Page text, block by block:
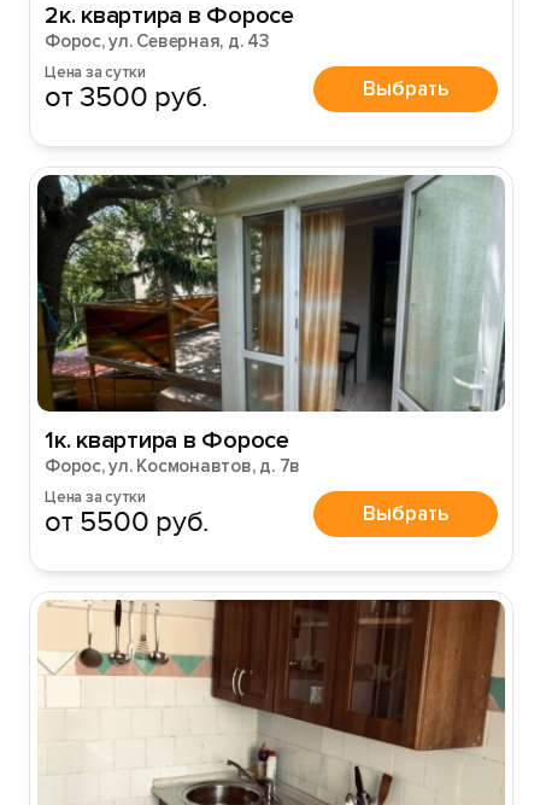
2к. квартира в Форосе
Форос, ул. Северная, д. 43
Цена за сутки
от 3500 руб. Выбрать
1к. квартира в Форосе
Форос, ул. Космонавтов, д. 7в
Цена за сутки
от 5500 руб. Выбрать